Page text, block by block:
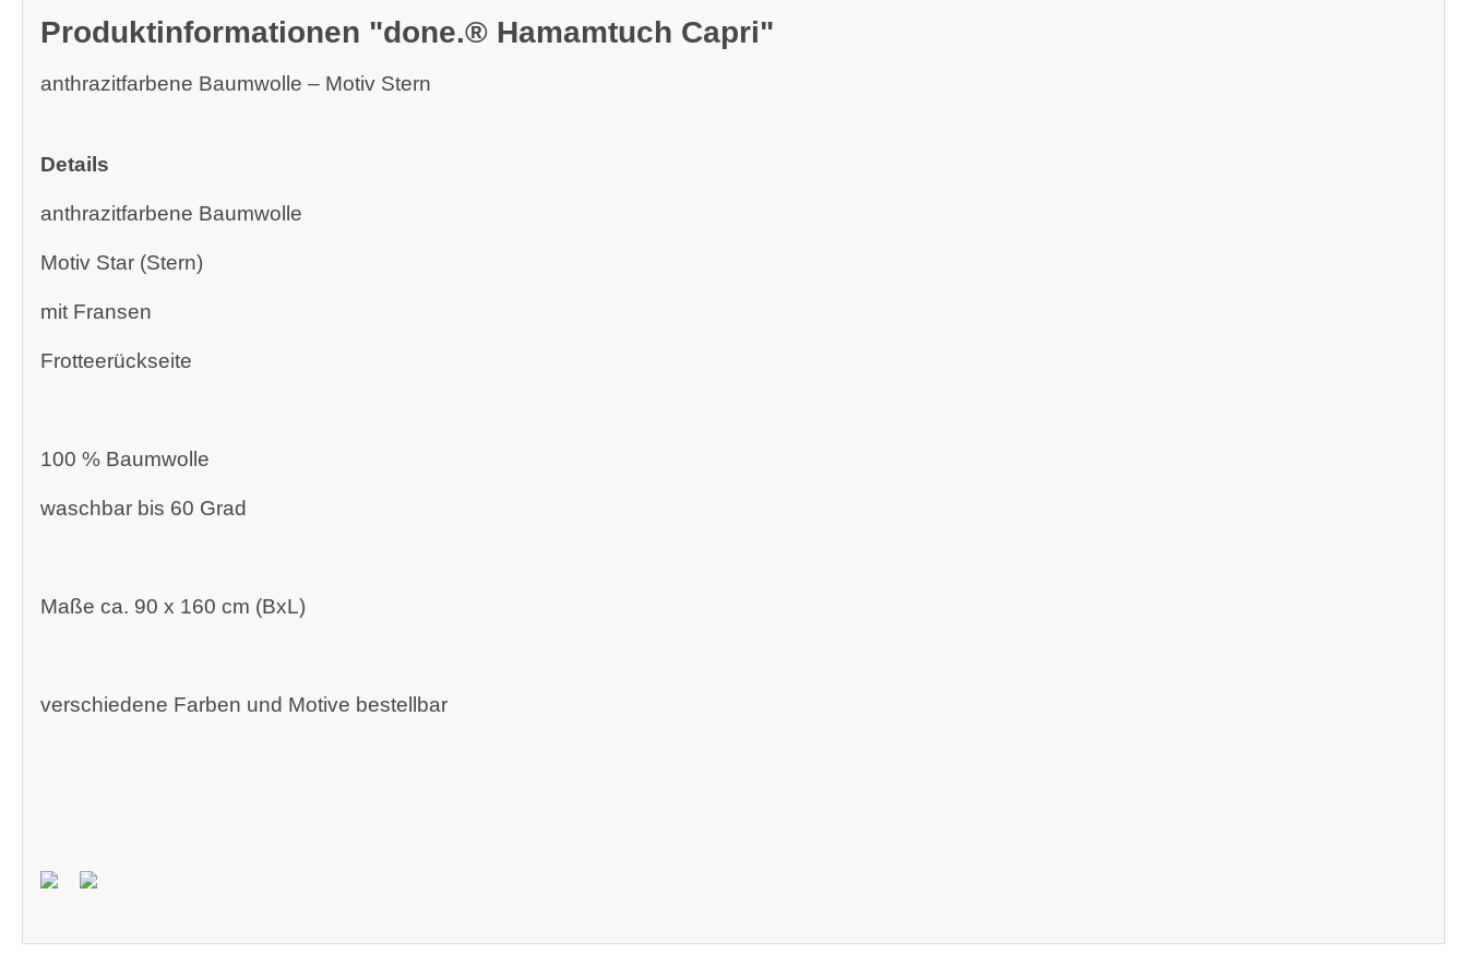
Produktinformationen "done.® Hamamtuch Capri"
anthrazitfarbene Baumwolle – Motiv Stern
Details
anthrazitfarbene Baumwolle
Motiv Star (Stern)
mit Fransen
Frotteerückseite
100 % Baumwolle
waschbar bis 60 Grad
Maße ca. 90 x 160 cm (BxL)
verschiedene Farben und Motive bestellbar